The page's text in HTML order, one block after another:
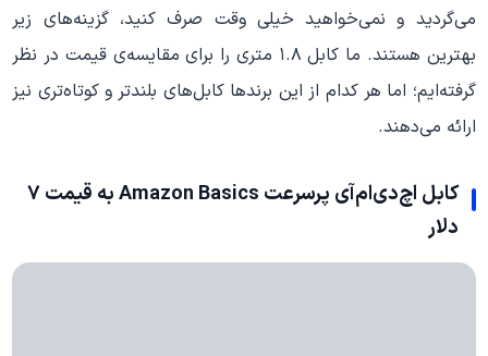
می‌گردید و نمی‌خواهید خیلی وقت صرف کنید، گزینه‌های زیر
بهترین هستند. ما کابل ۱.۸ متری را برای مقایسه‌ی قیمت در نظر
گرفته‌ایم؛ اما هر کدام از این برندها کابل‌های بلندتر و کوتاه‌تری نیز
ارائه می‌دهند.
کابل اچ‌دی‌ام‌آی پرسرعت Amazon Basics به قیمت ۷
دلار